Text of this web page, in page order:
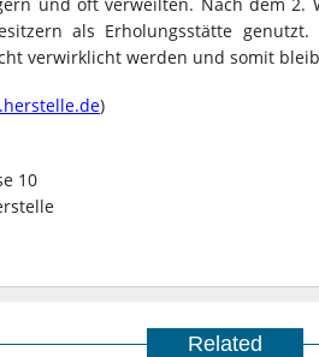
als Erholungsstätte
verwirklicht werden und somit
)
10
Related